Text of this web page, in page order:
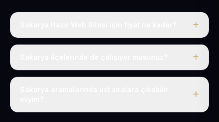
Sakarya dahil Türkiye’nin her yerinde geçerli yıllık tek
Elbette; Sakarya iline bağlı bütün ilçelere uzaktan ve